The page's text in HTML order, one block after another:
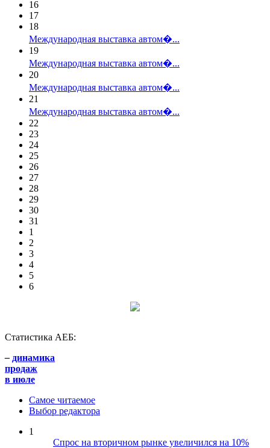
16
17
18
Международная выставка автом�...
19
Международная выставка автом�...
20
Международная выставка автом�...
21
Международная выставка автом�...
22
23
24
25
26
27
28
29
30
31
1
2
3
4
5
6
Статистика АЕБ:
– динамика
продаж
в июле
Самое читаемое
Выбор редактора
1
Спрос на вторичном рынке увеличился на 10%